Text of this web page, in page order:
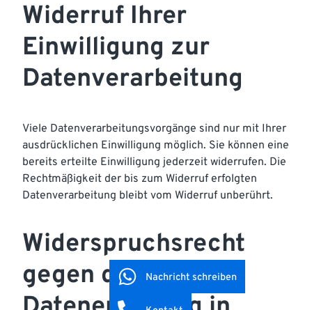
Widerruf Ihrer
Einwilligung zur
Datenverarbeitung
Viele Datenverarbeitungsvorgänge sind nur mit Ihrer
ausdrücklichen Einwilligung möglich. Sie können eine
bereits erteilte Einwilligung jederzeit widerrufen. Die
Rechtmäßigkeit der bis zum Widerruf erfolgten
Datenverarbeitung bleibt vom Widerruf unberührt.
Widerspruchsrecht
gegen die
Nachricht schreiben